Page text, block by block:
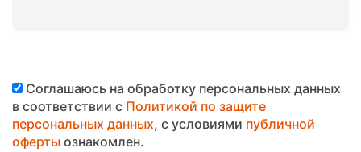
Соглашаюсь на обработку персональных данных
в соответствии с Политикой по защите
персональных данных, с условиями публичной
офертыознакомлен.